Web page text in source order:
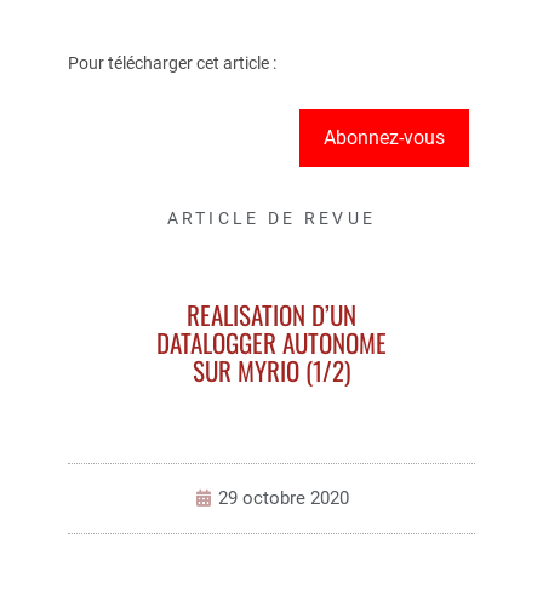
Pour télécharger cet article :
Abonnez-vous
ARTICLE DE REVUE
REALISATION D’UN
DATALOGGER AUTONOME
SUR MYRIO (1/2)
29 octobre 2020